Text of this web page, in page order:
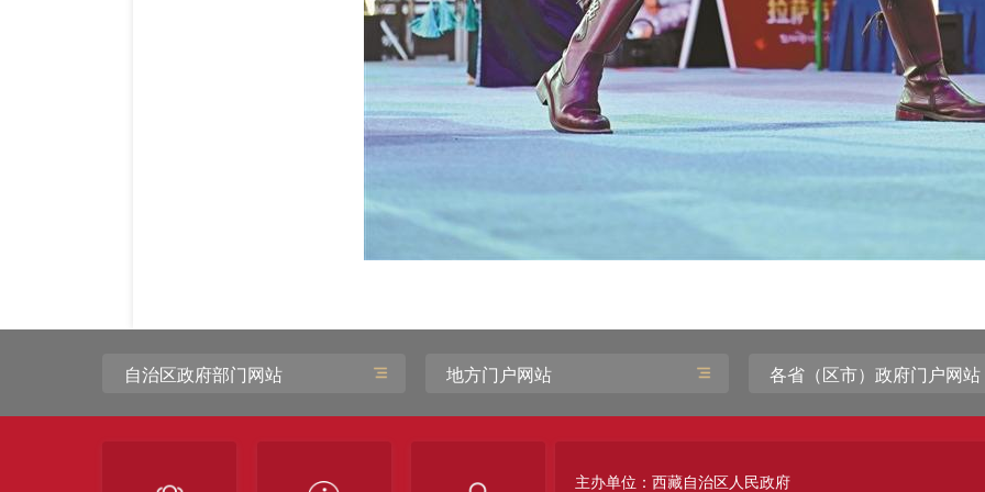
自治区政府部门网站 地方门户网站 各省（区市）政府门户网站
主办单位：西藏自治区人民政府